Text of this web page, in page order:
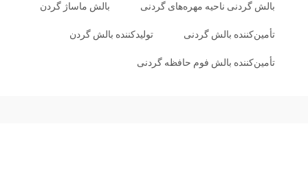
بالش گردنی ناحیه مهره‌های گردنی بالش ماساژ گردن
تأمین‌کننده بالش گردنی تولیدکننده بالش گردن
تأمین‌کننده بالش فوم حافظه گردنی